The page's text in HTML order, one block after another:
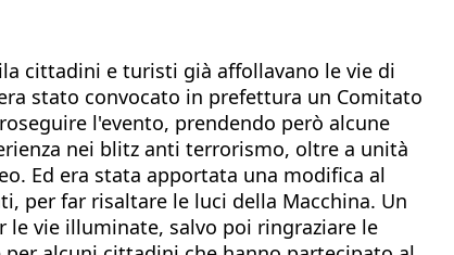
cittadini e turisti già affollavano le vie di
stato convocato in prefettura un Comitato
l'evento, prendendo però alcune
nei blitz anti terrorismo, oltre a unità
Ed era stata apportata una modifica al
per far risaltare le luci della Macchina. Un
vie illuminate, salvo poi ringraziare le